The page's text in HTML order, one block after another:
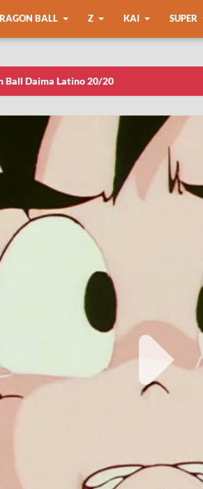
BALL Z KAI SUPER
Ball Daima Latino 20/20